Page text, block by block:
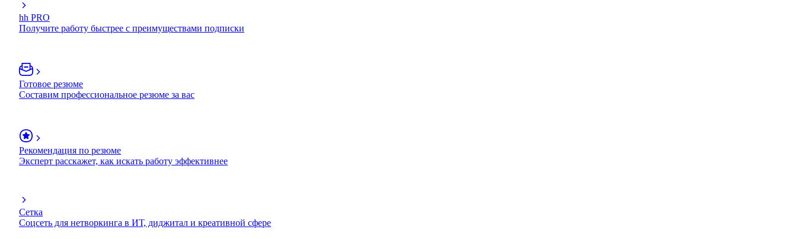
hh PRO
Получите работу быстрее с преимуществами подписки
Готовое резюме
Составим профессиональное резюме за вас
Рекомендация по резюме
Эксперт расскажет, как искать работу эффективнее
Сетка
Соцсеть для нетворкинга в ИТ, диджитал и креативной сфере